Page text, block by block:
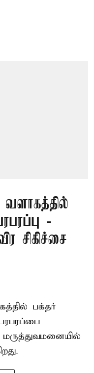
வளாகத்தில்
-
சிகிச்சை
பக்தர்
மருத்துவமனையில்